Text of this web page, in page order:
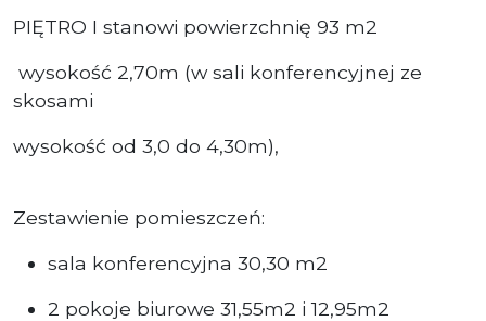
PIĘTRO I stanowi powierzchnię 93 m2
wysokość 2,70m (w sali konferencyjnej ze
skosami
wysokość od 3,0 do 4,30m),
Zestawienie pomieszczeń:
sala konferencyjna 30,30 m2
2 pokoje biurowe 31,55m2 i 12,95m2